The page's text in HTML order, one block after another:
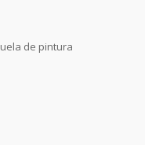
de pintura